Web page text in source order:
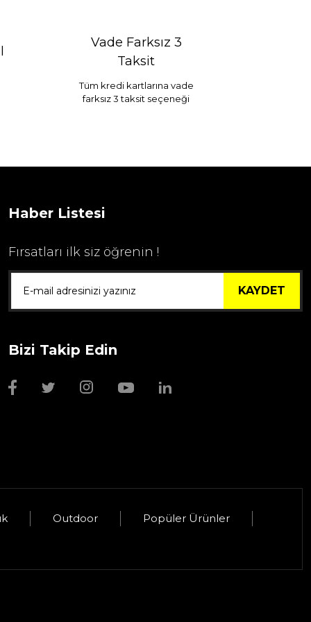
Wmf Bıçak Bileyi
Vade Farksız 3
Taksit
Tüm kredi kartlarına vade
farksız 3 taksit seçeneği
Haber Listesi
Fırsatları ilk siz öğrenin !
KAYDET
Bizi Takip Edin
Outdoor Popüler Ürünler